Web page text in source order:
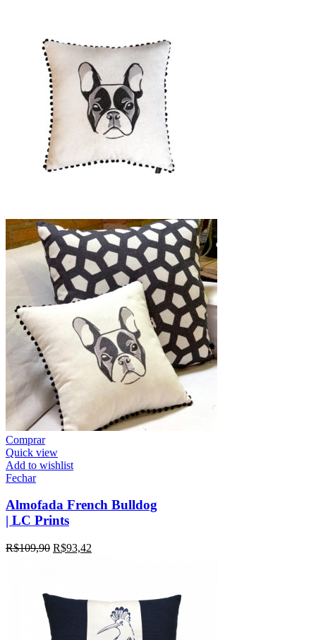
Comprar
Quick view
Add to wishlist
Fechar
Almofada French Bulldog
| LC Prints
R$109,90 R$93,42